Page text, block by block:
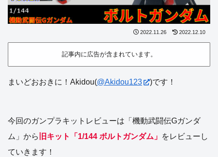
2022.11.26 2022.12.10
記事内に広告が含まれています。
まいどおおきに！Akidou(@Akidou123 )です！
今回のガンプラキットレビューは「機動武闘伝Gガンダ
ム」から 旧キット「1/144 ボルトガンダム」 をレビューし
ていきます！